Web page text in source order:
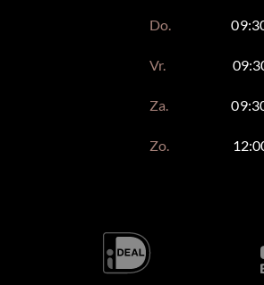
Do.
Vr.
Za.
Zo.